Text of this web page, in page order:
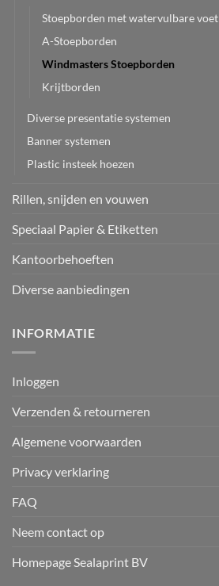
Stoepborden met watervulbare voet
A-Stoepborden
Windmasters Stoepborden
Krijtborden
Diverse presentatie systemen
Banner systemen
Plastic insteek hoezen
Rillen, snijden en vouwen
Speciaal Papier & Etiketten
Kantoorbehoeften
Diverse aanbiedingen
INFORMATIE
Inloggen
Verzenden & retourneren
Algemene voorwaarden
Privacy verklaring
FAQ
Neem contact op
Homepage Sealaprint BV